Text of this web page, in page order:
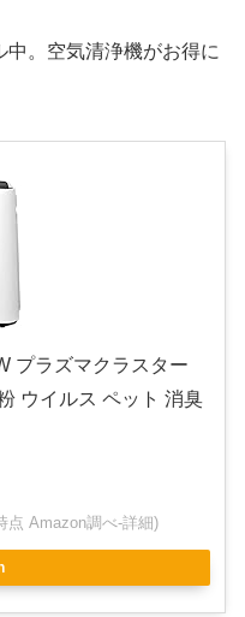
。空気清浄機がお得に
プラズマクラスター
ウイルス ペット 消臭
点 Amazon調べ-詳細)